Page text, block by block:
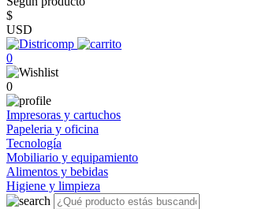
$
USD
0
0
Impresoras y cartuchos
Papeleria y oficina
Tecnología
Mobiliario y equipamiento
Alimentos y bebidas
Higiene y limpieza